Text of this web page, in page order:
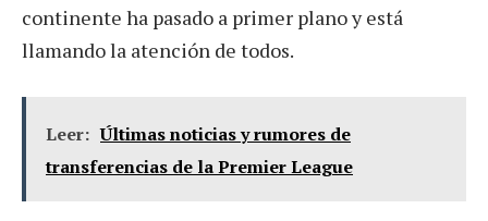
continente ha pasado a primer plano y está
llamando la atención de todos.
Leer: Últimas noticias y rumores de
transferencias de la Premier League